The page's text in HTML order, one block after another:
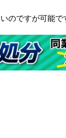
のですが可能で